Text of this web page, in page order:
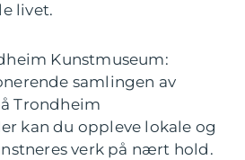
livet.
Kunstmuseum:
samlingen av
Trondheim
kan du oppleve lokale og
verk på nært hold.